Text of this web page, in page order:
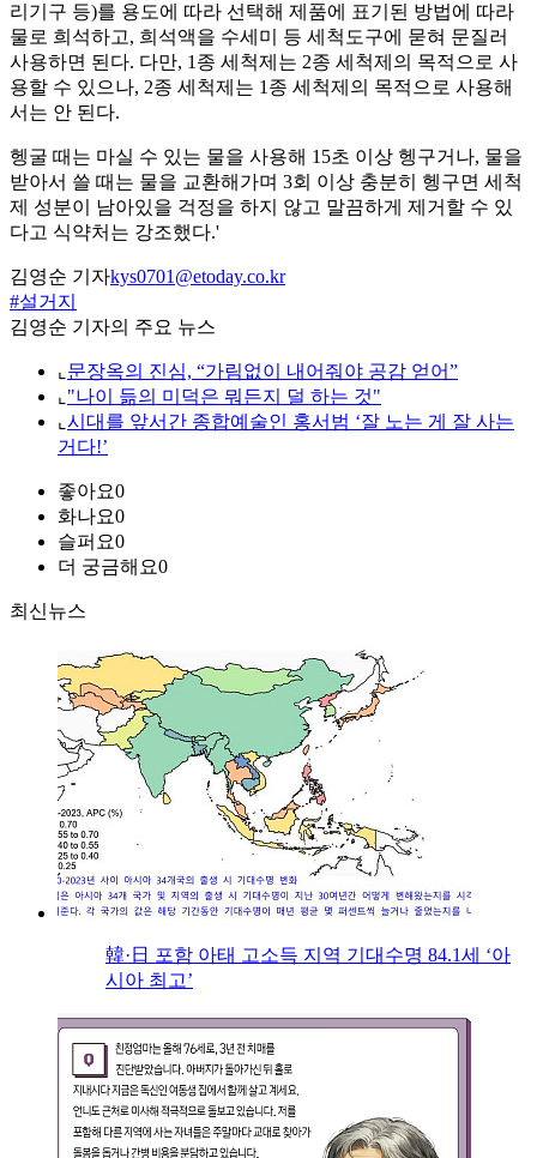
리기구 등)를 용도에 따라 선택해 제품에 표기된 방법에 따라
물로 희석하고, 희석액을 수세미 등 세척도구에 묻혀 문질러
사용하면 된다. 다만, 1종 세척제는 2종 세척제의 목적으로 사
용할 수 있으나, 2종 세척제는 1종 세척제의 목적으로 사용해
서는 안 된다.
헹굴 때는 마실 수 있는 물을 사용해 15초 이상 헹구거나, 물을
받아서 쓸 때는 물을 교환해가며 3회 이상 충분히 헹구면 세척
제 성분이 남아있을 걱정을 하지 않고 말끔하게 제거할 수 있
다고 식약처는 강조했다.'
김영순 기자kys0701@etoday.co.kr
#설거지
김영순 기자의 주요 뉴스
⌞ 문장옥의 진심, “가림없이 내어줘야 공감 얻어”
⌞ "나이 듦의 미덕은 뭐든지 덜 하는 것"
⌞ 시대를 앞서간 종합예술인 홍서범 ‘잘 노는 게 잘 사는
거다!’
좋아요0
화나요0
슬퍼요0
더 궁금해요0
최신뉴스
韓·日 포함 아태 고소득 지역 기대수명 84.1세 ‘아
시아 최고’